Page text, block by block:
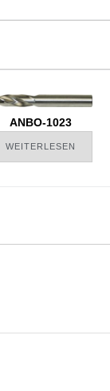
ANBO-1023
WEITERLESEN